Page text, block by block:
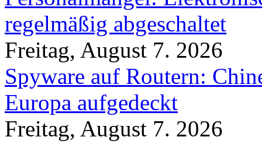
regelmäßig abgeschaltet
Freitag, August 7. 2026
Spyware auf Routern:
Europa aufgedeckt
Freitag, August 7. 2026